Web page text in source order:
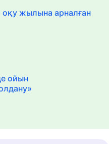
жылына арналған
ойын